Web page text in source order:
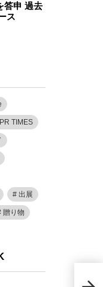
「
答申 過去
ス
PR TIMES
出展
贈り物